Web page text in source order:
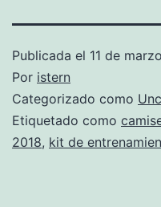
Publicada el 11 de
Por istern
Categorizado como
Etiquetado como
2018, kit de